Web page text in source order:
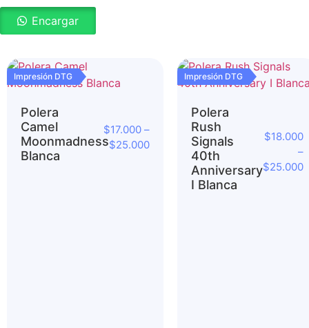
Encargar
Impresión DTG
Polera
Camel
Moonmadness
Blanca
$17.000 –
$25.000
Impresión DTG
Polera
Rush
Signals
40th
Anniversary
I Blanca
$18.000
–
$25.000